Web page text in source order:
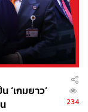
ยชื่อพรรค
การแก้ไขที่จะต้อง
าระที่ 2 ฝ่ายค้าน
‘เกมยาว’
234